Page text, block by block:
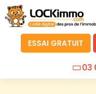
ESSAI GRATUIT
03